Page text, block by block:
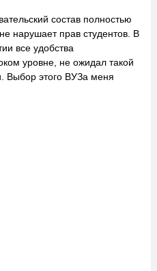
состав полностью
нарушает прав студентов. В
все удобства
уровне, не ожидал такой
Выбор этого ВУЗа меня